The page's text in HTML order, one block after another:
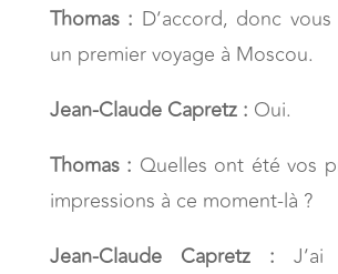
Thomas : D’accord, donc
un premier voyage à Moscou.
Jean-Claude Capretz : Oui.
Thomas : Quelles ont été vos
impressions à ce moment-là ?
Jean-Claude Capretz : J’ai